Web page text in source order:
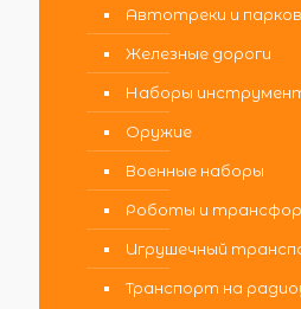
Автотреки и
Железные дороги
Наборы
Оружие
Военные наборы
Роботы и
Игрушечный
Транспорт на